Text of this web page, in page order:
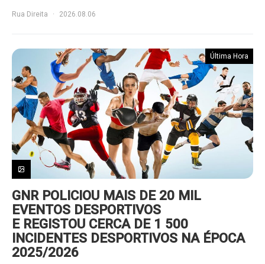
Rua Direita 2026.08.06
Última Hora
GNR POLICIOU MAIS DE 20 MIL
EVENTOS DESPORTIVOS
E REGISTOU CERCA DE 1 500
INCIDENTES DESPORTIVOS NA ÉPOCA
2025/2026